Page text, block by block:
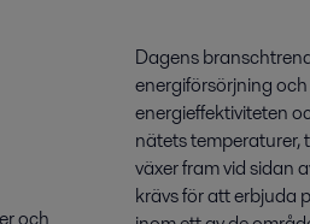
Dagens
energiförsörjning
energieffektiviteten
nätets temperaturer,
växer fram vid sidan
krävs för att erbjuda